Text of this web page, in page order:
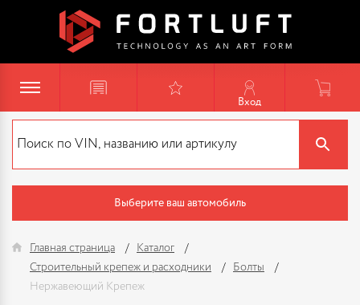
Вход
Выберите ваш автомобиль
Главная страница
Каталог
Строительный крепеж и расходники
Болты
Нержавеющий Крепеж